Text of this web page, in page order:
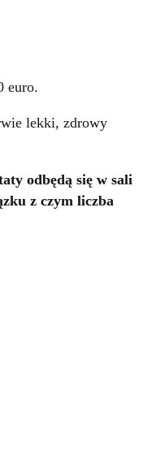
euro.
lekki, zdrowy
odbędą się w sali
z czym liczba